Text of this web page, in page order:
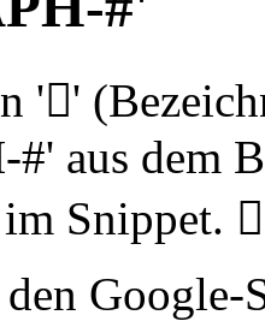
'𨅽'
aus dem
Snippet. 𨅽
Google-